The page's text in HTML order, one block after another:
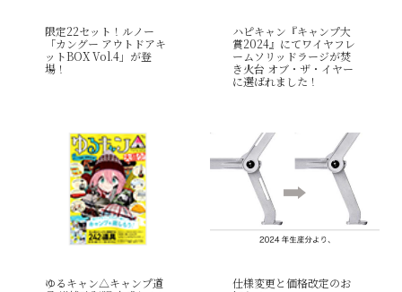
限定22セット！ルノー
「カングー アウトドアキ
ットBOX Vol.4」が登
場！
ハピキャン『キャンプ大
賞2024』にてワイヤフレ
ームソリッドラージが焚
き火台 オブ・ザ・イヤー
に選ばれました！
ゆるキャン△キャンプ道
仕様変更と価格改定のお